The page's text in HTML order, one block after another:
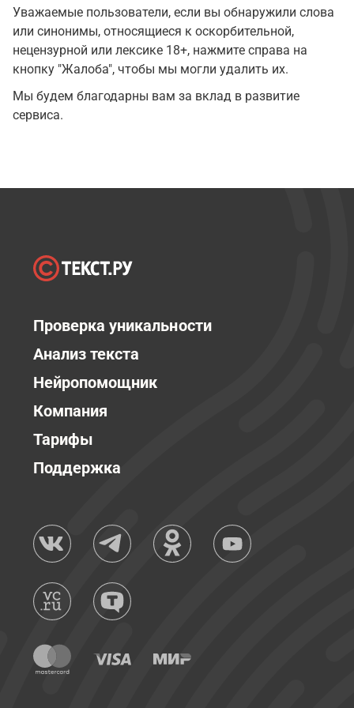
Уважаемые пользователи, если вы обнаружили слова
или синонимы, относящиеся к оскорбительной,
нецензурной или лексике 18+, нажмите справа на
кнопку "Жалоба", чтобы мы могли удалить их.
Мы будем благодарны вам за вклад в развитие
сервиса.
Проверка уникальности
Анализ текста
Нейропомощник
Компания
Тарифы
Поддержка